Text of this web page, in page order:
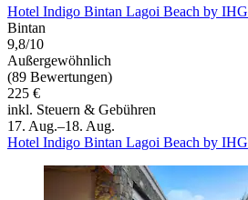
Hotel Indigo Bintan Lagoi Beach by IHG
Bintan
9,8/10
Außergewöhnlich
(89 Bewertungen)
225 €
inkl. Steuern & Gebühren
17. Aug.–18. Aug.
Hotel Indigo Bintan Lagoi Beach by IHG